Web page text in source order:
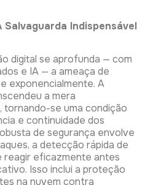
Indispensável
digital se aprofunda — com
e IA — a ameaça de
exponencialmente. A
a mera
tornando-se uma condição
e continuidade dos
de segurança envolve
a detecção rápida de
reagir eficazmente antes
Isso inclui a proteção
na nuvem contra